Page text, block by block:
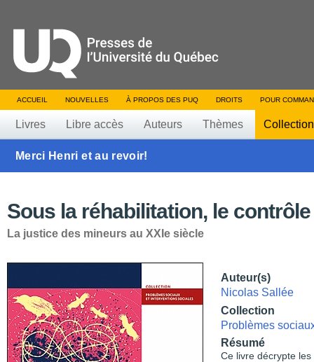
ACCUEIL NOUVELLES À PROPOS DES PUQ DROITS POUR
Livres Libre accès Auteurs Thèmes
Merci Henri et au revoir!
Sous la réhabilitation, le contrôle
La justice des mineurs au XXIe siècle
Auteur(s)
Nicolas Sallée
Collection
Problèmes
Résumé
Ce livre décrypte